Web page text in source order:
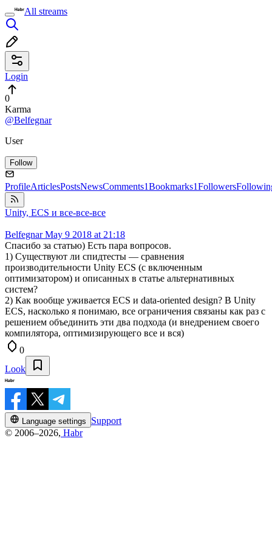
All streams
Login
0
Karma
@Belfegnar
User
Follow
ProfileArticlesPostsNewsComments1Bookmarks1Followers
Unity, ECS и все-все-все
BelfegnarMay 9 2018 at 21:18
Спасибо за статью) Есть пара вопросов.
1) Существуют ли спидтесты — сравнения
производительности Unity ECS (с включенным
оптимизатором) и описанных в статье альтернативных
систем?
2) Как вообще уживается ECS и data-oriented design? В Unity
ECS, насколько я понимаю, все ограничения связаны как раз с
решением объединить эти два подхода (и внедрением своего
компилятора, оптимизирующего все и вся)
0
Look
Language settings
Support
© 2006–2026, Habr